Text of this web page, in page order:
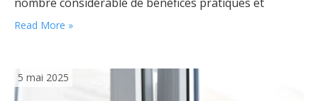
énergétiques. Avec ce type de menuiseries, les
possibilités sont presque infinies pour transformer
lumineux. Pourquoi choisir des…
Read More »
5 mai 2025